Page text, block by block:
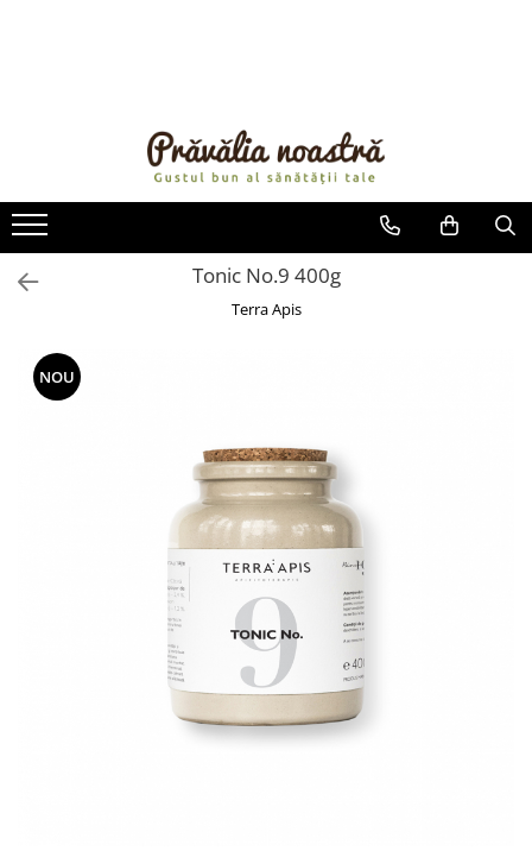
ULEIURI ȘI UNTURI
MĂSLINE
FRUCTE DESHIDRATATE
FRUCTE LA CONSERVĂ
OȚETURI ȘI SOSURI
BĂUTURI / LAPTE VEGETAL
CREME ȘI PASTE TARTINABILE
CIOCOLATĂ ȘI CACAO
Tonic No.9 400g
Terra Apis
NOU